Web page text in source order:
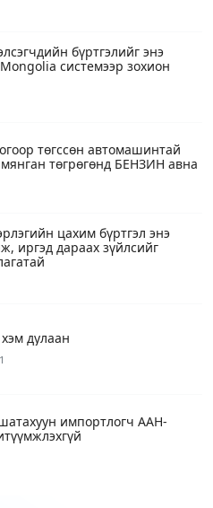
бүртгэлийг энэ
системээр зохион
төгссөн автомашинтай
мянган төгрөгөнд БЕНЗИН авна
цахим бүртгэл энэ
иргэд дараах зүйлсийг
дулаан
1
импортлогч ААН-